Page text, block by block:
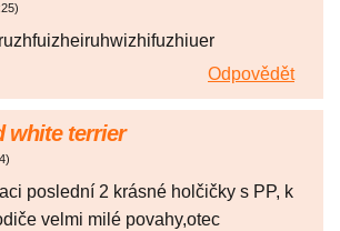
)
Odpovědět
white terrier
)
poslední 2 krásné holčičky s PP, k
velmi milé povahy,otec